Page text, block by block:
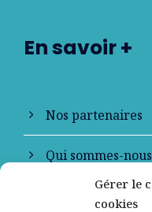
Gérer le
cookies
En savoir +
Nos partenaires
Qui sommes-
Contactez-nous